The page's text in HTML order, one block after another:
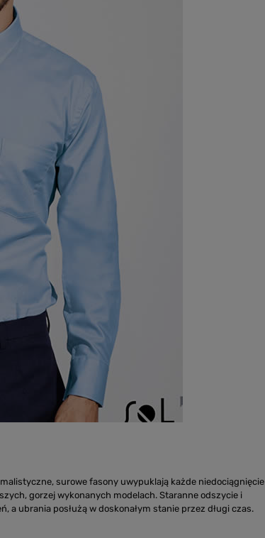
surowe fasony uwypuklają każde niedociągnięcie
gorzej wykonanych modelach. Staranne odszycie i
a ubrania posłużą w doskonałym stanie przez długi czas.